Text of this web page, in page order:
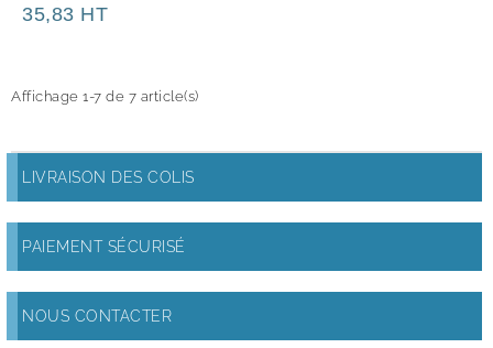
35,83 HT
Affichage 1-7 de 7 article(s)
LIVRAISON DES COLIS
PAIEMENT SÉCURISÉ
NOUS CONTACTER